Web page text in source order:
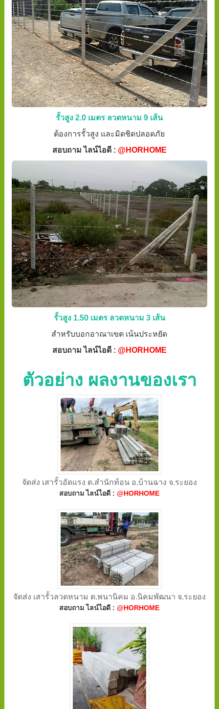
รั้วสูง 2.0 เมตร ลวดหนาม 9 เส้น
ต้องการรั้วสูง และมิดชิดปลอดภัย
สอบถาม ไลน์ไอดี : @HORHOME
รั้วสูง 1.50 เมตร ลวดหนาม 3 เส้น
สำหรับบอกอาณาเขต เน้นประหยัด
สอบถาม ไลน์ไอดี : @HORHOME
ตัวอย่าง ผลงานของเรา
จัดส่ง เสารั้วอัดแรง ต.สำนักท้อน อ.บ้านฉาง จ.ระยอง
สอบถาม ไลน์ไอดี :@HORHOME
จัดส่ง เสารั้วลวดหนาม ต.พนานิคม อ.นิคมพัฒนา จ.ระยอง
สอบถาม ไลน์ไอดี :@HORHOME